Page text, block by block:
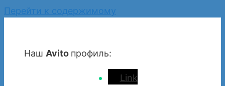
Перейти к содержимому
Наш Avito профиль:
Link